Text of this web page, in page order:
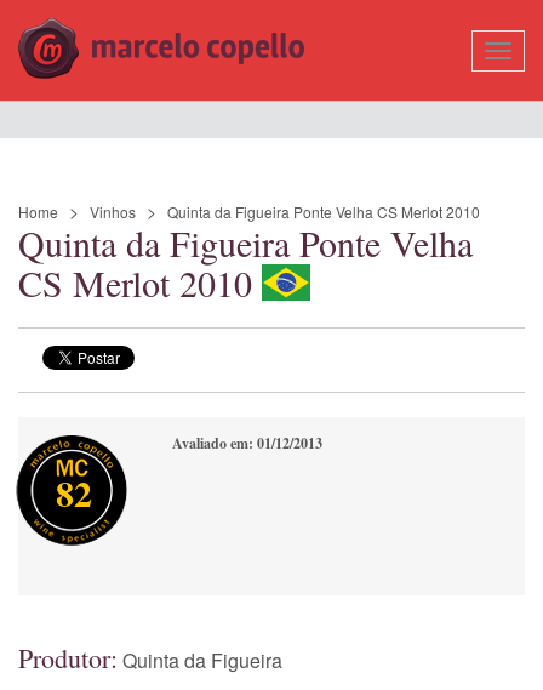
Home Vinhos Quinta da Figueira Ponte Velha CS Merlot 2010
Quinta da Figueira Ponte Velha
CS Merlot 2010
82
Avaliado em: 01/12/2013
Produtor: Quinta da Figueira